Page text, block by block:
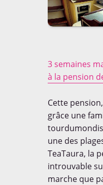
3 semaines
à la pension
Cette
grâce une
une des
TeaTaura, la
introuvable
marche que